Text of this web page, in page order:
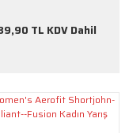
TL KDV Dahil